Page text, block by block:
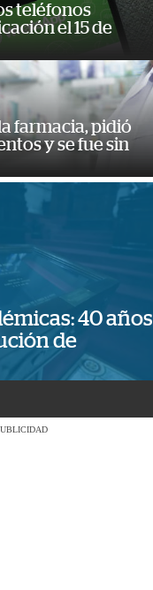
teléfonos
el 15 de
farmacia, pidió
y se fue sin
40 años
de